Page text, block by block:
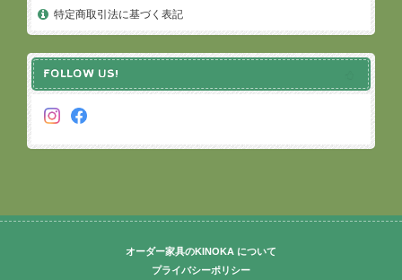
特定商取引法に基づく表記
FOLLOW US!
オーダー家具のKINOKA について
プライバシーポリシー